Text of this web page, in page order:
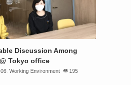
Discussion Among
Tokyo office
06. Working Environment 195